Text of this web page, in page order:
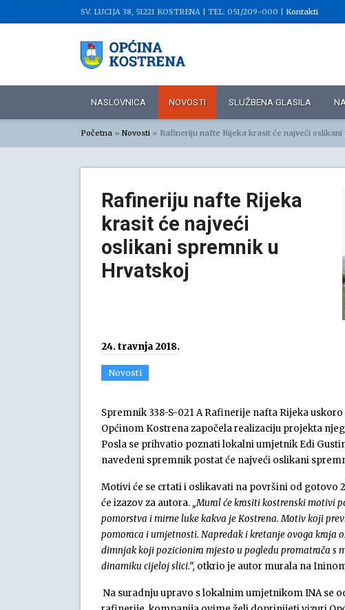
SV. LUCIJA 38, 51221 KOSTRENA | TEL: 051/209-000 | Kontakti
NASLOVNICA NOVOSTI SLUŽBENA GLASILA
Početna » Novosti » Rafineriju nafte Rijeka krasit će najveći
Rafineriju nafte Rijeka
krasit će najveći
oslikani spremnik u
Hrvatskoj
24. travnja 2018.
Novosti
Spremnik 338-S-021 A Rafinerije nafta Rijeka
Općinom Kostrena započela realizaciju projekta
Posla se prihvatio poznati lokalni umjetnik Edi
navedeni spremnik postat će najveći oslikani
Motivi će se crtati i oslikavati na površini od gotovo
će izazov za autora.„Mural će krasiti kostrenski motivi
pomorstva i mirne luke kakva je Kostrena. Motiv koji
pomoraca i umjetnosti. Napredak i kretanje ovoga kraja
dimnjak koji pozicionira mjesto u pogledu promatrača s
dinamiku cijeloj slici.“, otkrio je autor murala na
Na suradnju upravo s lokalnim umjetnikom INA se